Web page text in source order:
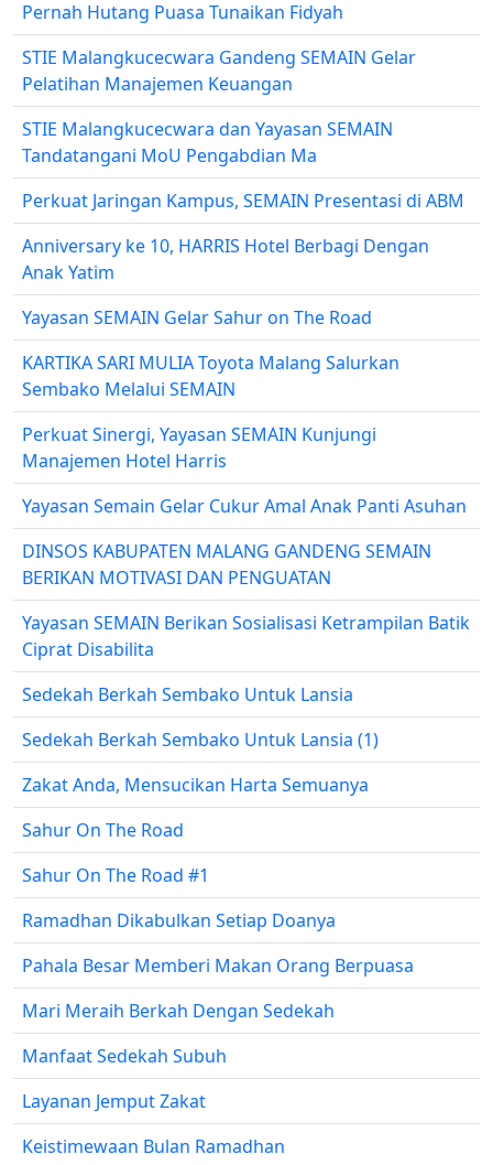
Pernah Hutang Puasa Tunaikan Fidyah
STIE Malangkucecwara Gandeng SEMAIN Gelar
Pelatihan Manajemen Keuangan
STIE Malangkucecwara dan Yayasan SEMAIN
Tandatangani MoU Pengabdian Ma
Perkuat Jaringan Kampus, SEMAIN Presentasi di ABM
Anniversary ke 10, HARRIS Hotel Berbagi Dengan
Anak Yatim
Yayasan SEMAIN Gelar Sahur on The Road
KARTIKA SARI MULIA Toyota Malang Salurkan
Sembako Melalui SEMAIN
Perkuat Sinergi, Yayasan SEMAIN Kunjungi
Manajemen Hotel Harris
Yayasan Semain Gelar Cukur Amal Anak Panti Asuhan
DINSOS KABUPATEN MALANG GANDENG SEMAIN
BERIKAN MOTIVASI DAN PENGUATAN
Yayasan SEMAIN Berikan Sosialisasi Ketrampilan Batik
Ciprat Disabilita
Sedekah Berkah Sembako Untuk Lansia
Sedekah Berkah Sembako Untuk Lansia (1)
Zakat Anda, Mensucikan Harta Semuanya
Sahur On The Road
Sahur On The Road #1
Ramadhan Dikabulkan Setiap Doanya
Pahala Besar Memberi Makan Orang Berpuasa
Mari Meraih Berkah Dengan Sedekah
Manfaat Sedekah Subuh
Layanan Jemput Zakat
Keistimewaan Bulan Ramadhan